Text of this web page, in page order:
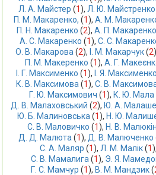
Л. А. Майстер (1), Л. Ю. Майстренко
П. М. Макаренко, (1), А. М.
П. Н. Макаренко (2), А. П. Макаренко
А. С. Макаренко (1), С. С.
О. В. Макарова (2), І. М. Макарчук (2
П. М. Макеренко (1), А. Г.
І. Г. Максименко (1), І. Я. Максименко
К. В. Максимова (1), С. В.
Г. Ю. Максимович (1), К. Ю. Мала
Д. В. Малаховський (2), Ю. А.
Ю. Б. Малиновська (1), Н. Ю.
С. В. Маловичко (1), Н. В.
Д. Д. Малюта (1), Д. В. Малюченко
С. А. Маляр (1), Л. М. Малік (1),
С. В. Мамалига (1), Э. Я.
Г. С. Мамчур (1), В. М. Мандзик (